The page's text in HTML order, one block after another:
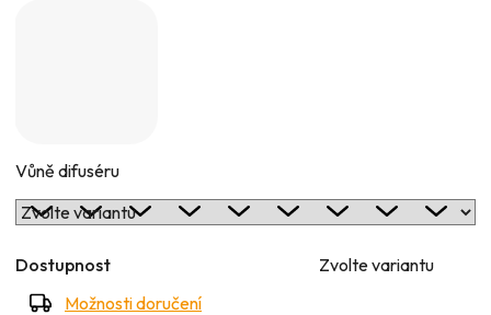
Vůně difuséru
Dostupnost
Zvolte variantu
Možnosti doručení